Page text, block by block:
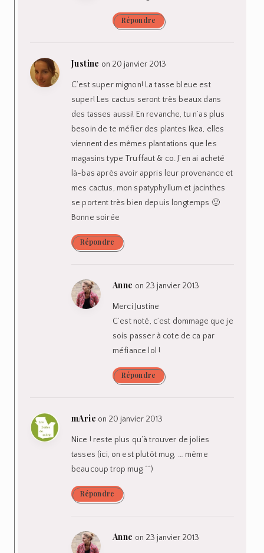
Répondre
Justine on 20 janvier 2013
C’est super mignon! La tasse bleue est
super! Les cactus seront très beaux dans
des tasses aussi! En revanche, tu n’as plus
besoin de te méfier des plantes Ikea, elles
viennent des mêmes plantations que les
magasins type Truffaut & co. J’en ai acheté
là-bas après avoir appris leur provenance et
mes cactus, mon spatyphyllum et jacinthes
se portent très bien depuis longtemps 🙂
Bonne soirée
Répondre
Anne on 23 janvier 2013
Merci Justine
C’est noté, c’est dommage que je
sois passer à cote de ca par
méfiance lol !
Répondre
mArie on 20 janvier 2013
Nice ! reste plus qu’à trouver de jolies
tasses (ici, on est plutôt mug, … même
beaucoup trop mug ^^)
Répondre
Anne on 23 janvier 2013